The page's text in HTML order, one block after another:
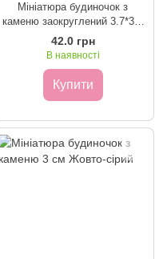
Мініатюра будиночок з
каменю заокруглений 3.7*3.5
см Жовтий
42.0 грн
В наявності
Купити